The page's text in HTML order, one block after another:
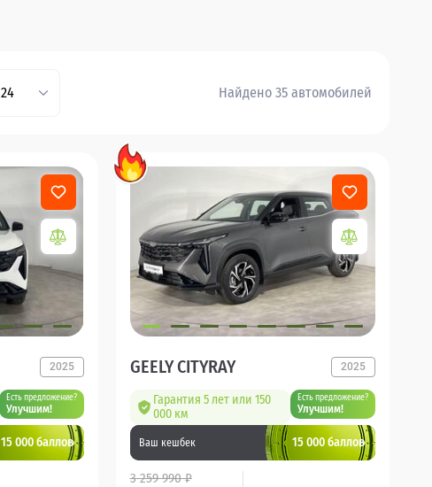
24 Найдено 35 автомобилей
2025
Есть предложение?
Улучшим!
15 000 баллов
GEELY CITYRAY 2025
Гарантия 5 лет или 150
000 км
Есть предложение?
Улучшим!
Ваш кешбек 15 000 баллов
3 259 990 ₽